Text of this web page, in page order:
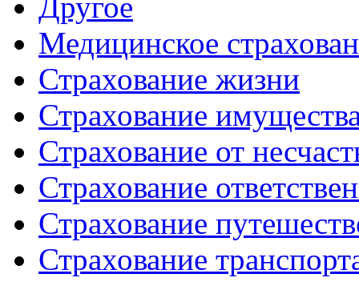
Медицинское
Страхование жизни
Страхование
Страхование от
Страхование
Страхование
Страхование